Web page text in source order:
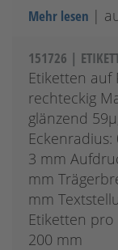
Mehr lesen |
151726 |
Etiketten auf
rechteckig
glänzend
3 mm
mm
mm
Etiketten pro
200 mm